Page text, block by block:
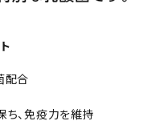
配合
ち、免疫力を維持